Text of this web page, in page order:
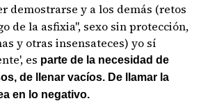
demostrarse y a los demás (retos
de la asfixia", sexo sin protección,
y otras insensateces) yo sí
es parte de la necesidad de
de llenar vacíos. De llamar la
en lo negativo.